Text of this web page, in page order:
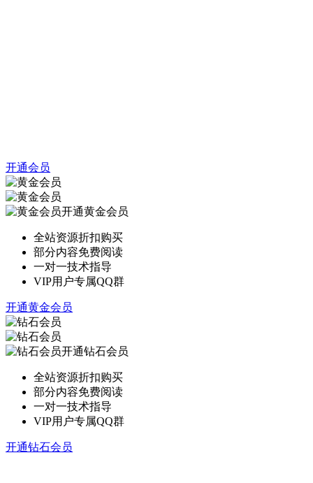
开通会员
开通黄金会员
全站资源折扣购买
部分内容免费阅读
一对一技术指导
VIP用户专属QQ群
开通黄金会员
开通钻石会员
全站资源折扣购买
部分内容免费阅读
一对一技术指导
VIP用户专属QQ群
开通钻石会员